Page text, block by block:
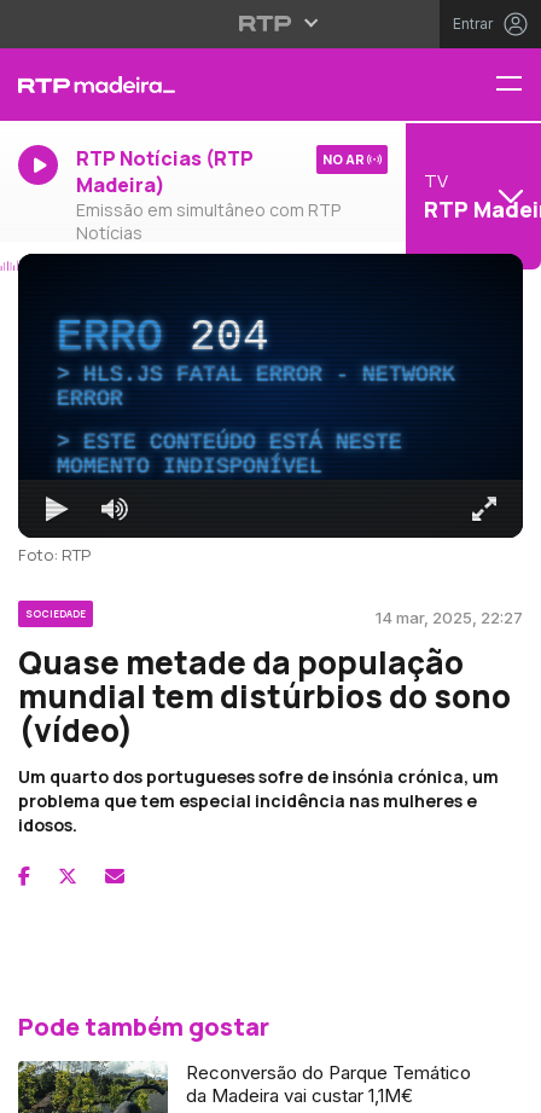
Entrar
RTP Notícias (RTP
Madeira)
Emissão em simultâneo com RTP
Notícias
NO AR
TV
RTP
ERRO204
HLS.JS FATAL ERROR - NETWORK
ERROR
ESTE CONTEÚDO ESTÁ NESTE
MOMENTO INDISPONÍVEL
Foto: RTP
SOCIEDADE 14 mar, 2025, 22:27
Quase metade da população
mundial tem distúrbios do sono
(vídeo)
Um quarto dos portugueses sofre de insónia crónica, um
problema que tem especial incidência nas mulheres e
idosos.
Pode também gostar
Reconversão do Parque Temático
da Madeira vai custar 1,1M€